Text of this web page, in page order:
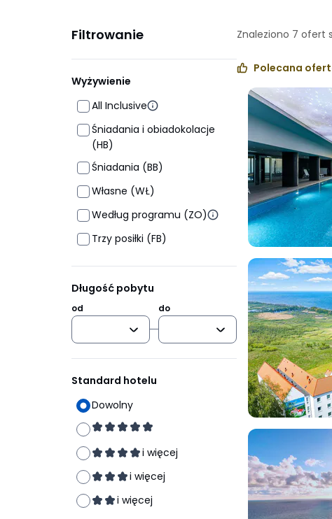
Filtrowanie
Wyżywienie
All Inclusive
Śniadania i obiadokolacje
(HB)
Śniadania (BB)
Własne (WŁ)
Według programu (ZO)
Trzy posiłki (FB)
Długość pobytu
od do
Standard hotelu
Dowolny
i więcej
i więcej
i więcej
Znaleziono 7 ofert
Polecana